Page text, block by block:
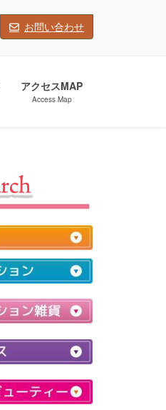
お問い合わせ
アクセスMAP
Access Map